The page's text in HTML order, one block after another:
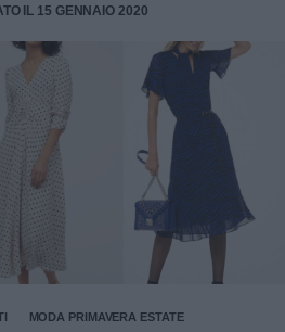
IL 15 GENNAIO 2020
MODA PRIMAVERA ESTATE